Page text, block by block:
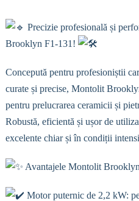
Precizie profesională și
Brooklyn F1-131!
Concepută pentru profesioniștii
curate și precise, Montolit
pentru prelucrarea ceramicii și
Robustă, eficientă și ușor de
excelente chiar și în condiții
Avantajele Montolit
Motor puternic de 2,2 kW: